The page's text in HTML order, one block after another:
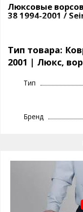
Люксовые
38 1994-2001 /
Ворсовые
⊕ идеальное
⊕ надежно
оригинальный
геометрию
⊕
лето, осень,
⊕ имеют
⊕
просты в уходе
контуров салона
Тип товара:
2001 | Люкс,
Тип
Бренд